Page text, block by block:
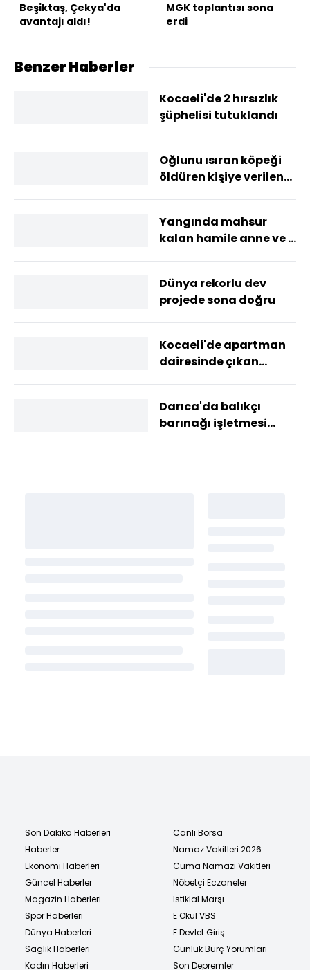
Beşiktaş, Çekya'da
avantajı aldı!
MGK toplantısı sona
erdi
Benzer Haberler
Kocaeli'de 2 hırsızlık
şüphelisi tutuklandı
Oğlunu ısıran köpeği
öldüren kişiye verilen
Yangında mahsur
kalan hamile anne ve 2
Dünya rekorlu dev
projede sona doğru
Kocaeli'de apartman
dairesinde çıkan
etk...
Darıca'da balıkçı
barınağı işletmesi
Son Dakika Haberleri
Haberler
Ekonomi Haberleri
Güncel Haberler
Magazin Haberleri
Spor Haberleri
Dünya Haberleri
Sağlık Haberleri
Kadın Haberleri
Canlı Borsa
Namaz Vakitleri 2026
Cuma Namazı Vakitleri
Nöbetçi Eczaneler
İstiklal Marşı
E Okul VBS
E Devlet Giriş
Günlük Burç Yorumları
Son Depremler